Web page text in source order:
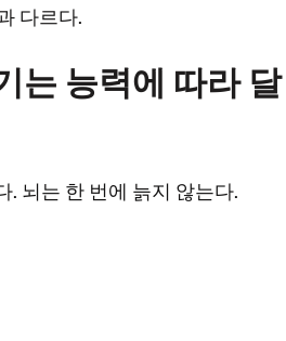
다르다.
는 능력에 따라 달
. 뇌는 한 번에 늙지 않는다.